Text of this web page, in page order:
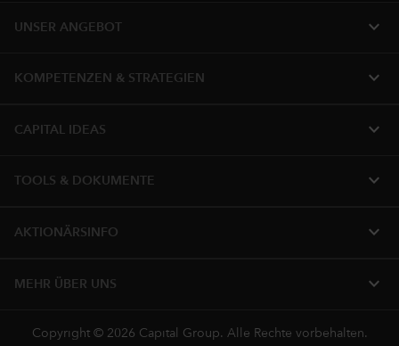
UNSER ANGEBOT expand_more
KOMPETENZEN & STRATEGIEN expand_more
CAPITAL IDEAS expand_more
TOOLS & DOKUMENTE expand_more
AKTIONÄRSINFO expand_more
MEHR ÜBER UNS expand_more
Copyright © 2026 Capital Group. Alle Rechte vorbehalten.